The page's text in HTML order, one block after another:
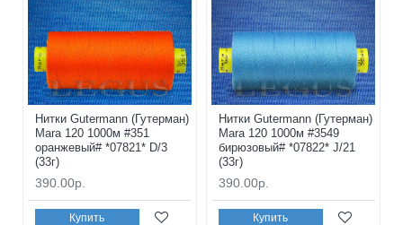
Нитки Gutermann (Гутерман)
Mara 120 1000м #351
оранжевый# *07821* D/3
(33г)
390.00р.
Купить
Нитки Gutermann (Гутерман)
Mara 120 1000м #3549
бирюзовый# *07822* J/21
(33г)
390.00р.
Купить